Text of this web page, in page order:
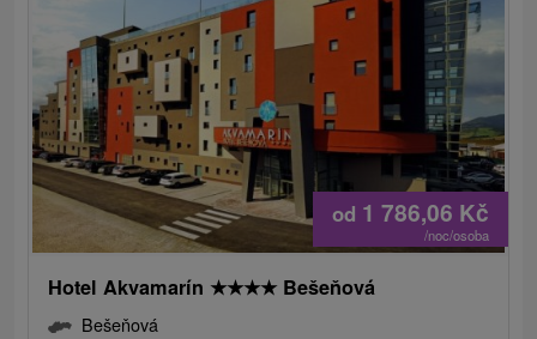
od 1 786,06 Kč
/noc/osoba
Hotel Akvamarín ★★★★ Bešeňová
Bešeňová